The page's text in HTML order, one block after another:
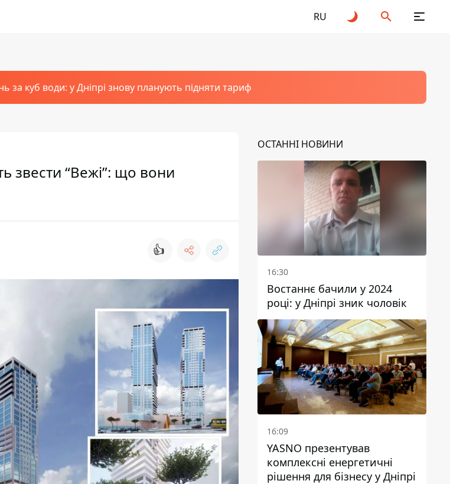
RU
за куб води: у Дніпрі знову планують підняти тариф
звести “Вежі”: що вони
👍
ОСТАННІ НОВИНИ
16:30
Востаннє бачили у 2024
році: у Дніпрі зник чоловік
16:09
YASNO презентував
комплексні енергетичні
рішення для бізнесу у Дніпрі